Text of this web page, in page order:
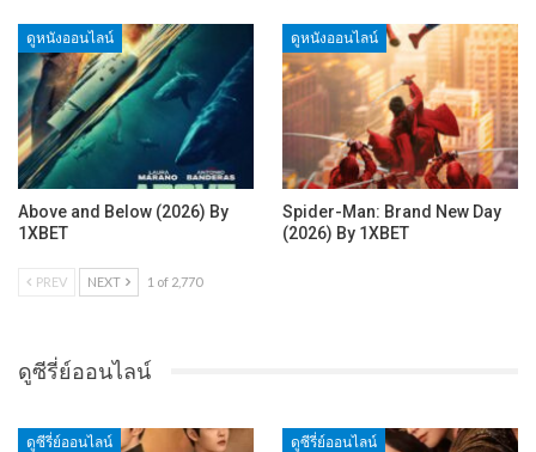
ดูหนังออนไลน์
Above and Below (2026) By
1XBET
ดูหนังออนไลน์
Spider-Man: Brand New Day
(2026) By 1XBET
PREV NEXT 1 of 2,770
ดูซีรี่ย์ออนไลน์
ดูซีรี่ย์ออนไลน์ ดูซีรี่ย์ออนไลน์